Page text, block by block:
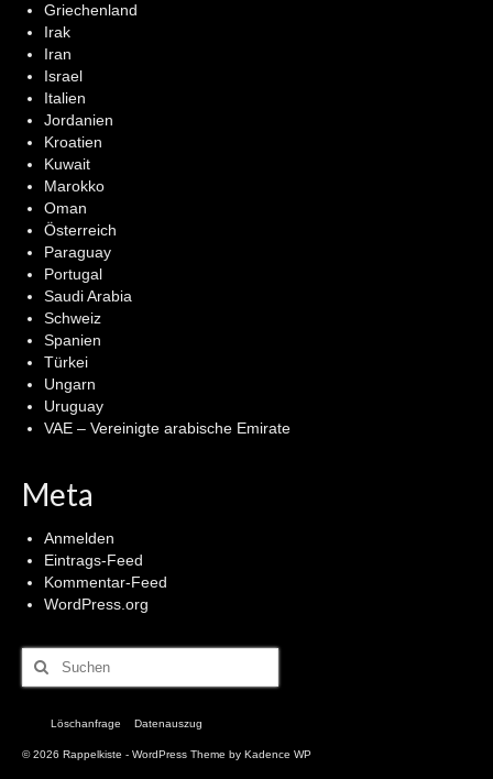
Griechenland
Irak
Iran
Israel
Italien
Jordanien
Kroatien
Kuwait
Marokko
Oman
Österreich
Paraguay
Portugal
Saudi Arabia
Schweiz
Spanien
Türkei
Ungarn
Uruguay
VAE – Vereinigte arabische Emirate
Meta
Anmelden
Eintrags-Feed
Kommentar-Feed
WordPress.org
Suchen
nach:
Löschanfrage Datenauszug
© 2026 Rappelkiste - WordPress Theme by Kadence WP